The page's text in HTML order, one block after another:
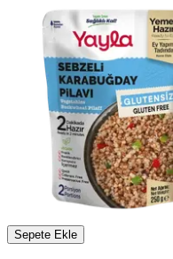
Sepete Ekle